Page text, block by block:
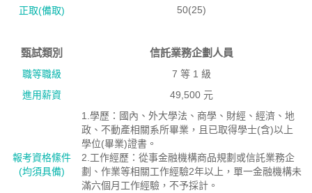
正取(備取)
50(25)
甄試類別 信託業務企劃人員
職等職級
7 等 1 級
進用薪資
49,500 元
報考資格絛件
(均須具備)
1.學歷：國內、外大學法、商學、財經、經濟、地
政、不動產相關系所畢業，且已取得學士(含)以上
學位(畢業)證書。
2.工作經歷：從事金融機構商品規劃或信託業務企
劃、作業等相關工作經驗2年以上，單一金融機構未
滿六個月工作經驗，不予採計。